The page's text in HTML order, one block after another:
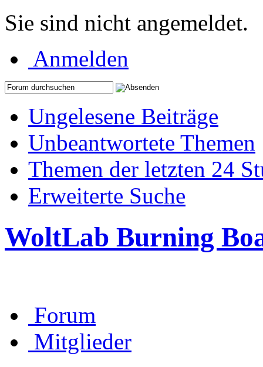
Sie sind nicht angemeldet.
Anmelden
Ungelesene Beiträge
Unbeantwortete Themen
Themen der letzten 24
Erweiterte Suche
WoltLab Burning
Forum
Mitglieder